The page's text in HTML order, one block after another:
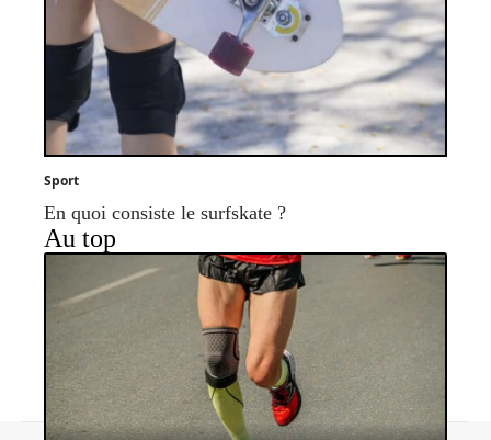
Sport
En quoi consiste le surfskate ?
Au top